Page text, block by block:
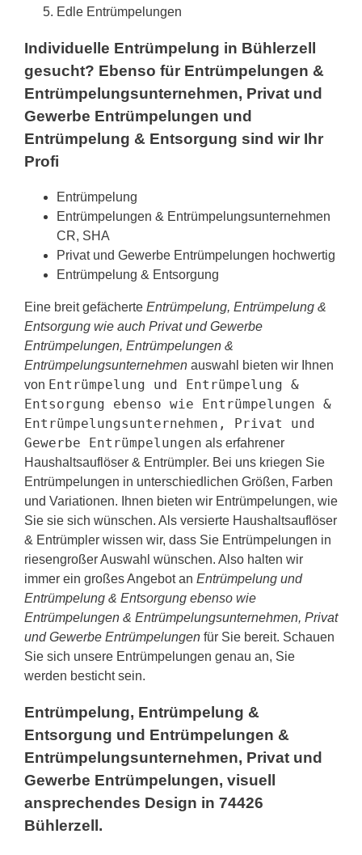
Edle Entrümpelungen
Individuelle Entrümpelung in Bühlerzell
gesucht? Ebenso für Entrümpelungen &
Entrümpelungsunternehmen, Privat und
Gewerbe Entrümpelungen und
Entrümpelung & Entsorgung sind wir Ihr
Profi
Entrümpelung
Entrümpelungen & Entrümpelungsunternehmen
CR, SHA
Privat und Gewerbe Entrümpelungen hochwertig
Entrümpelung & Entsorgung
Eine breit gefächerte Entrümpelung, Entrümpelung &
Entsorgung wie auch Privat und Gewerbe
Entrümpelungen, Entrümpelungen &
Entrümpelungsunternehmen auswahl bieten wir Ihnen
von Entrümpelung und Entrümpelung &
Entsorgung ebenso wie Entrümpelungen &
Entrümpelungsunternehmen, Privat und
Gewerbe Entrümpelungen als erfahrener
Haushaltsauflöser & Entrümpler. Bei uns kriegen Sie
Entrümpelungen in unterschiedlichen Größen, Farben
und Variationen. Ihnen bieten wir Entrümpelungen, wie
Sie sie sich wünschen. Als versierte Haushaltsauflöser
& Entrümpler wissen wir, dass Sie Entrümpelungen in
riesengroßer Auswahl wünschen. Also halten wir
immer ein großes Angebot an Entrümpelung und
Entrümpelung & Entsorgung ebenso wie
Entrümpelungen & Entrümpelungsunternehmen, Privat
und Gewerbe Entrümpelungen für Sie bereit. Schauen
Sie sich unsere Entrümpelungen genau an, Sie
werden besticht sein.
Entrümpelung, Entrümpelung &
Entsorgung und Entrümpelungen &
Entrümpelungsunternehmen, Privat und
Gewerbe Entrümpelungen, visuell
ansprechendes Design in 74426
Bühlerzell.